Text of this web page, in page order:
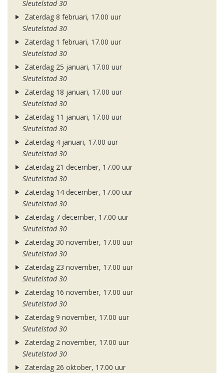
Sleutelstad 30
Zaterdag 8 februari, 17.00 uur
Sleutelstad 30
Zaterdag 1 februari, 17.00 uur
Sleutelstad 30
Zaterdag 25 januari, 17.00 uur
Sleutelstad 30
Zaterdag 18 januari, 17.00 uur
Sleutelstad 30
Zaterdag 11 januari, 17.00 uur
Sleutelstad 30
Zaterdag 4 januari, 17.00 uur
Sleutelstad 30
Zaterdag 21 december, 17.00 uur
Sleutelstad 30
Zaterdag 14 december, 17.00 uur
Sleutelstad 30
Zaterdag 7 december, 17.00 uur
Sleutelstad 30
Zaterdag 30 november, 17.00 uur
Sleutelstad 30
Zaterdag 23 november, 17.00 uur
Sleutelstad 30
Zaterdag 16 november, 17.00 uur
Sleutelstad 30
Zaterdag 9 november, 17.00 uur
Sleutelstad 30
Zaterdag 2 november, 17.00 uur
Sleutelstad 30
Zaterdag 26 oktober, 17.00 uur